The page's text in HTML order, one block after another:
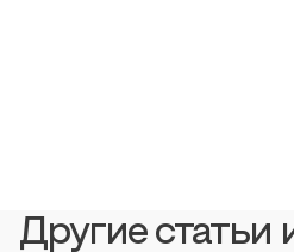
Другие статьи